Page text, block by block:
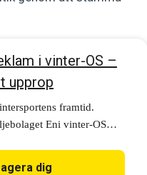
i vinter-OS –
upprop
framtid.
Eni vinter-OS
dig